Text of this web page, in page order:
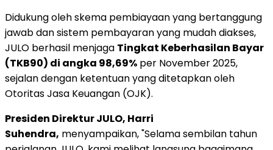
Didukung oleh skema pembiayaan yang bertanggung
jawab dan sistem pembayaran yang mudah diakses,
JULO berhasil menjaga Tingkat Keberhasilan Bayar
(TKB90) di angka 98,69% per November 2025,
sejalan dengan ketentuan yang ditetapkan oleh
Otoritas Jasa Keuangan (OJK).
Presiden Direktur JULO, Harri
Suhendra, menyampaikan, "Selama sembilan tahun